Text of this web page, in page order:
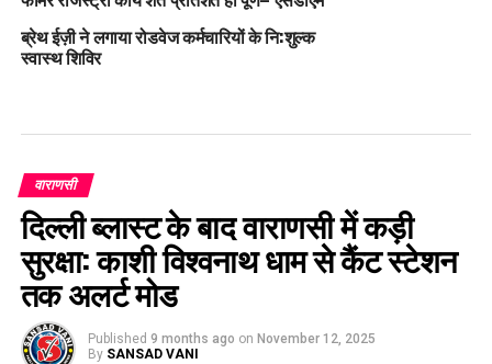
ब्रेथ ईज़ी ने लगाया रोडवेज कर्मचारियों के नि:शुल्क
स्वास्थ शिविर
वाराणसी
दिल्ली ब्लास्ट के बाद वाराणसी में कड़ी
सुरक्षा: काशी विश्वनाथ धाम से कैंट स्टेशन
तक अलर्ट मोड
Published 9 months ago on November 12, 2025
By SANSAD VANI